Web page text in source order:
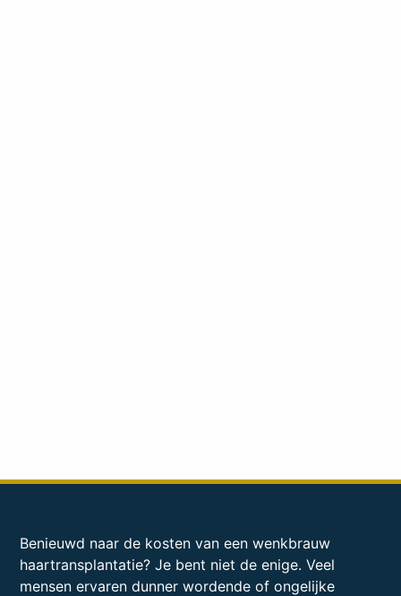
Benieuwd naar de kosten van een wenkbrauw
haartransplantatie? Je bent niet de enige. Veel
mensen ervaren dunner wordende of ongelijke